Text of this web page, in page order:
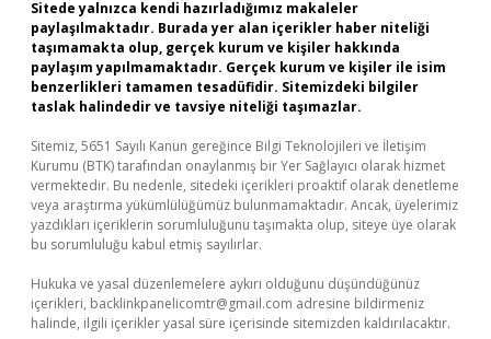
Sitede yalnızca kendi hazırladığımız makaleler
paylaşılmaktadır. Burada yer alan içerikler haber niteliği
taşımamakta olup, gerçek kurum ve kişiler hakkında
paylaşım yapılmamaktadır. Gerçek kurum ve kişiler ile isim
benzerlikleri tamamen tesadüfidir. Sitemizdeki bilgiler
taslak halindedir ve tavsiye niteliği taşımazlar.
Sitemiz, 5651 Sayılı Kanun gereğince Bilgi Teknolojileri ve İletişim
Kurumu (BTK) tarafından onaylanmış bir Yer Sağlayıcı olarak hizmet
vermektedir. Bu nedenle, sitedeki içerikleri proaktif olarak denetleme
veya araştırma yükümlülüğümüz bulunmamaktadır. Ancak, üyelerimiz
yazdıkları içeriklerin sorumluluğunu taşımakta olup, siteye üye olarak
bu sorumluluğu kabul etmiş sayılırlar.
Hukuka ve yasal düzenlemelere aykırı olduğunu düşündüğünüz
içerikleri, backlinkpanelicomtr@gmail.com adresine bildirmeniz
halinde, ilgili içerikler yasal süre içerisinde sitemizden kaldırılacaktır.